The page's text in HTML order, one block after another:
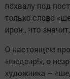
похвалу под
только слово
ирон., что
О настоящем
«шедевр!», о
художника –